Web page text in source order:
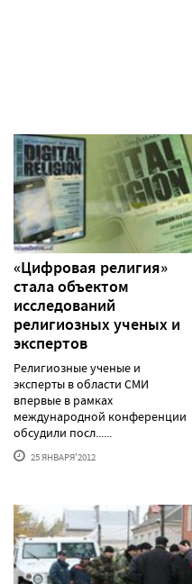
«Цифровая религия»
стала объектом
исследований
религиозных ученых и
экспертов
Религиозные ученые и
эксперты в области СМИ
впервые в рамках
международной конференции
обсудили посл......
25 ЯНВАРЯ'2012